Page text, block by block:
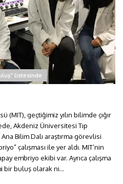
listesinde
(MIT), geçtiğimiz yılın bilimde çığır
Akdeniz Üniversitesi Tıp
Bilim Dalı araştırma görevlisi
çalışması ile yer aldı. MIT’nin
embriyo ekibi var. Ayrıca çalışma
bir buluş olarak ni...